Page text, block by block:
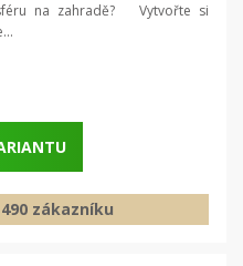
na zahradě? Vytvořte si
zákazníku